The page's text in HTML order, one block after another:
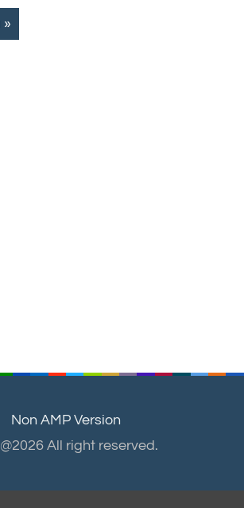
Non AMP Version
All right reserved.